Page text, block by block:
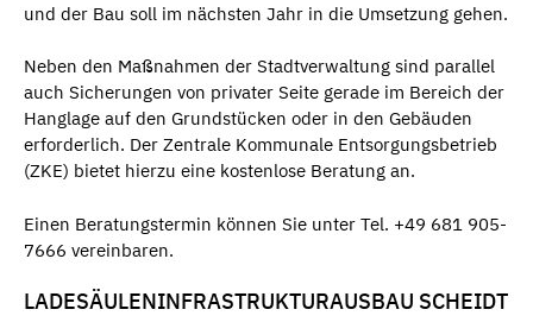
und der Bau soll im nächsten Jahr in die Umsetzung gehen.
Neben den Maßnahmen der Stadtverwaltung sind parallel
auch Sicherungen von privater Seite gerade im Bereich der
Hanglage auf den Grundstücken oder in den Gebäuden
erforderlich. Der Zentrale Kommunale Entsorgungsbetrieb
(ZKE) bietet hierzu eine kostenlose Beratung an.
Einen Beratungstermin können Sie unter Tel. +49 681 905-
7666 vereinbaren.
LADESÄULENINFRASTRUKTURAUSBAU SCHEIDT